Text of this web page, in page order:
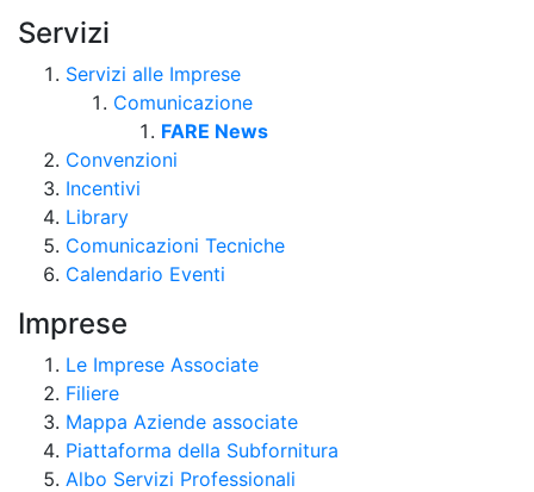
Servizi
Servizi alle Imprese
Comunicazione
FARE News
Convenzioni
Incentivi
Library
Comunicazioni Tecniche
Calendario Eventi
Imprese
Le Imprese Associate
Filiere
Mappa Aziende associate
Piattaforma della Subfornitura
Albo Servizi Professionali